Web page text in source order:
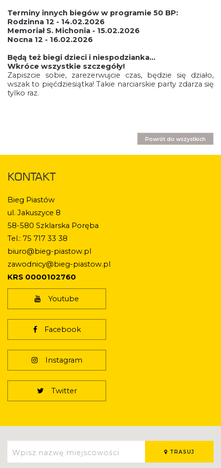
Terminy innych biegów w programie 50 BP:
Rodzinna 12 - 14.02.2026
Memoriał S. Michonia - 15.02.2026
Nocna 12 - 16.02.2026
Będą też biegi dzieci i niespodzianka...
Wkróce wszystkie szczegóły!
Zapiszcie sobie, zarezerwujcie czas, będzie się działo,
wszak to pięćdziesiątka! Takie narciarskie party zdarza się
tylko raz.
Powrót do wszystkich
KONTAKT
Bieg Piastów
ul. Jakuszyce 8
58-580 Szklarska Poręba
Tel.: 75 717 33 38
biuro@bieg-piastow.pl
zawodnicy@bieg-piastow.pl
KRS 0000102760
Youtube
Facebook
Instagram
Twitter
TRASUJ